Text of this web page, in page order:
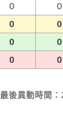
0 0
0 0
0 0
0 0
最後異動時間：